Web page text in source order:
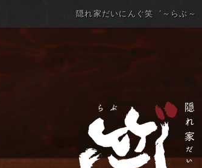
隠れ家だいにんぐ笑゛～らぶ～